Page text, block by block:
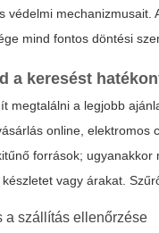
védelmi
mind fontos döntési
a keresést
megtalálni a legjobb
online ,elektromos
források;
vagy árakat.
a szállítás ellenőrzése